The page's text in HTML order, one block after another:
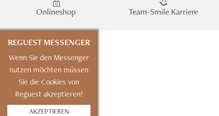
Onlineshop Team-Smile Karriere
REGUEST MESSENGER
Wenn Sie den Messenger
nutzen möchten müssen
Sie die Cookies von
Reguest akzeptieren!
AKZEPTIEREN